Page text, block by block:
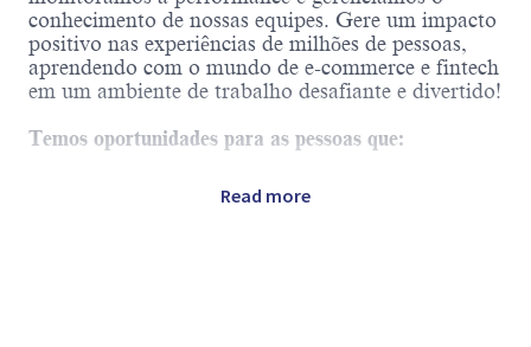
conhecimento de nossas equipes. Gere um impacto
positivo nas experiências de milhões de pessoas,
aprendendo com o mundo de e-commerce e fintech
em um ambiente de trabalho desafiante e divertido!
Temos oportunidades para as pessoas que:
Vibram energia empreendedora, são movidas
pela curiosidade, nunca desistem e estão
Read more